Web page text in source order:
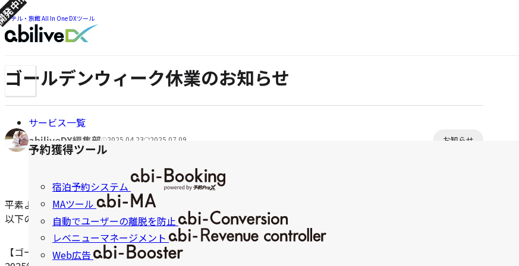
ホテル・旅館 All In One DXツール
ま
で
ジ
ン
プ
ま
で
ジ
プ
メ
ニ
ュ
ナ
ビ
シ
ン
サービス一覧
予約獲得ツール
宿泊予約システム
MAツール
自動でユーザーの離脱を防止
レベニューマネージメント
Web広告
中!!
ゴールデンウィーク休業のお知らせ
著
者:
abiliveDX編集部公
開
2025.04.23更
日:
2025.07.09 お知らせ
平素より格別のご高配を賜り、誠にありがとうございます。
以下の期間を、ゴールデンウィークの窓口休業とさせていただきます。
【ゴールデンウィーク休業】